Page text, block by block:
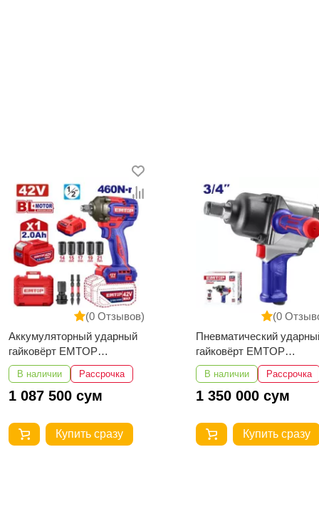
(0 Отзывов)
Аккумуляторный ударный
гайковёрт EMTOP
ECIWL42461
В наличии Рассрочка
1 087 500 сум
Купить сразу
(0 Отзывов)
Пневматический ударный
гайковёрт EMTOP
EATL341601
В наличии Рассрочка
1 350 000 сум
Купить сразу